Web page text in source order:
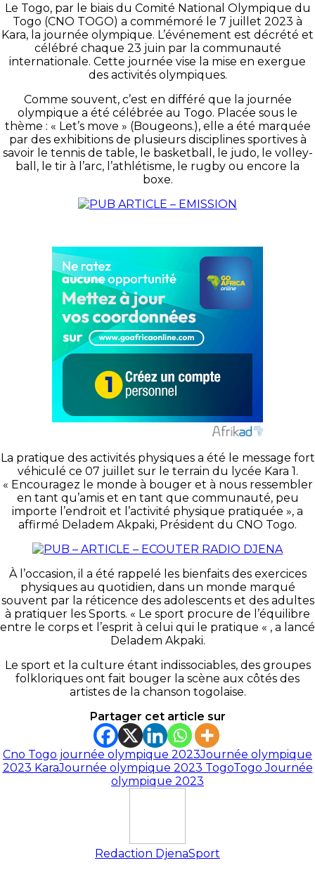
Le Togo, par le biais du Comité National Olympique du
Togo (CNO TOGO) a commémoré le 7 juillet 2023 à
Kara, la journée olympique. L’événement est décrété et
célébré chaque 23 juin par la communauté
internationale. Cette journée vise la mise en exergue
des activités olympiques.
Comme souvent, c’est en différé que la journée
olympique a été célébrée au Togo. Placée sous le
thème : « Let’s move » (Bougeons.), elle a été marquée
par des exhibitions de plusieurs disciplines sportives à
savoir le tennis de table, le basketball, le judo, le volley-
ball, le tir à l’arc, l’athlétisme, le rugby ou encore la
boxe.
La pratique des activités physiques a été le message fort
véhiculé ce 07 juillet sur le terrain du lycée Kara 1.
« Encouragez le monde à bouger et à nous ressembler
en tant qu’amis et en tant que communauté, peu
importe l’endroit et l’activité physique pratiquée », a
affirmé Deladem Akpaki, Président du CNO Togo.
À l’occasion, il a été rappelé les bienfaits des exercices
physiques au quotidien, dans un monde marqué
souvent par la réticence des adolescents et des adultes
à pratiquer les Sports. « Le sport procure de l’équilibre
entre le corps et l’esprit à celui qui le pratique « , a lancé
Deladem Akpaki.
Le sport et la culture étant indissociables, des groupes
folkloriques ont fait bouger la scène aux côtés des
artistes de la chanson togolaise.
Partager cet article sur
Cno Togo journée olympique 2023Journée olympique
2023 KaraJournée olympique 2023 TogoTogo Journée
olympique 2023
Redaction DjenaSport